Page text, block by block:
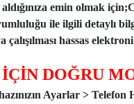
emin olmak
ile ilgili detaylı
hassas
DOĞRU
Ayarlar >